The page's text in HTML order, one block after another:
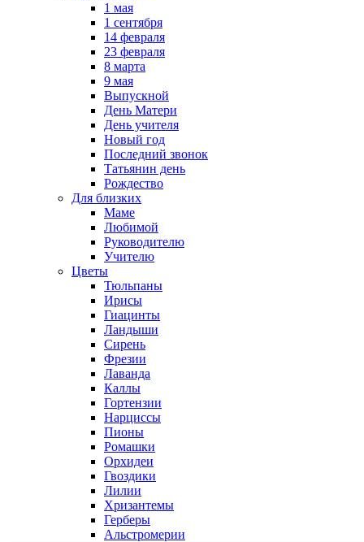
1 мая
1 сентября
14 февраля
23 февраля
8 марта
9 мая
Выпускной
День Матери
День учителя
Новый год
Последний звонок
Татьянин день
Рождество
Для близких
Маме
Любимой
Руководителю
Учителю
Цветы
Тюльпаны
Ирисы
Гиацинты
Ландыши
Сирень
Фрезии
Лаванда
Каллы
Гортензии
Нарциссы
Пионы
Ромашки
Орхидеи
Гвоздики
Лилии
Хризантемы
Герберы
Альстромерии